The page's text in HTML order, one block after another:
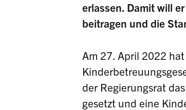
erlassen. Damit will
beitragen und die
Am 27. April 2022
der Regierungsrat
gesetzt und eine